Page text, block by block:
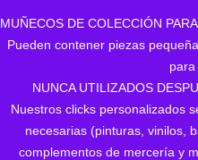
MUÑECOS DE COLECCIÓN
Pueden contener piezas
para
NUNCA UTILIZADOS
Nuestros clicks personalizados
necesarias (pinturas, vinilos,
complementos de mercería y